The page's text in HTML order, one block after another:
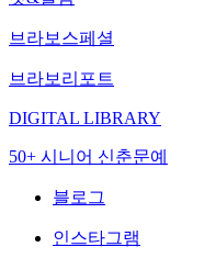
브라보스페셜
브라보리포트
DIGITAL LIBRARY
50+ 시니어 신춘문예
블로그
인스타그램